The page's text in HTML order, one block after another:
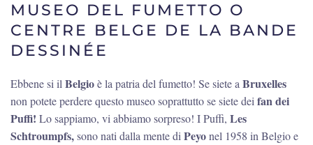
MUSEO DEL FUMETTO O
CENTRE BELGE DE LA BANDE
DESSINÉE
Ebbene si ilBelgioè la patria del fumetto! Se siete aBruxelles
non potete perdere questo museo soprattutto se siete deifan dei
Puffi! Lo sappiamo, vi abbiamo sorpreso! I Puffi, Les
Schtroumpfs,sono nati dalla mente diPeyonel 1958 in Belgio e